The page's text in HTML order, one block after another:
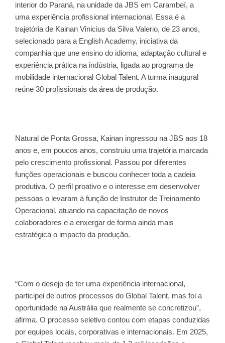
interior do Paraná, na unidade da JBS em Carambeí, a
uma experiência profissional internacional. Essa é a
trajetória de Kainan Vinicius da Silva Valerio, de 23 anos,
selecionado para a English Academy, iniciativa da
companhia que une ensino do idioma, adaptação cultural e
experiência prática na indústria, ligada ao programa de
mobilidade internacional Global Talent. A turma inaugural
reúne 30 profissionais da área de produção.
Natural de Ponta Grossa, Kainan ingressou na JBS aos 18
anos e, em poucos anos, construiu uma trajetória marcada
pelo crescimento profissional. Passou por diferentes
funções operacionais e buscou conhecer toda a cadeia
produtiva. O perfil proativo e o interesse em desenvolver
pessoas o levaram à função de Instrutor de Treinamento
Operacional, atuando na capacitação de novos
colaboradores e a enxergar de forma ainda mais
estratégica o impacto da produção.
“Com o desejo de ter uma experiência internacional,
participei de outros processos do Global Talent, mas foi a
oportunidade na Austrália que realmente se concretizou”,
afirma. O processo seletivo contou com etapas conduzidas
por equipes locais, corporativas e internacionais. Em 2025,